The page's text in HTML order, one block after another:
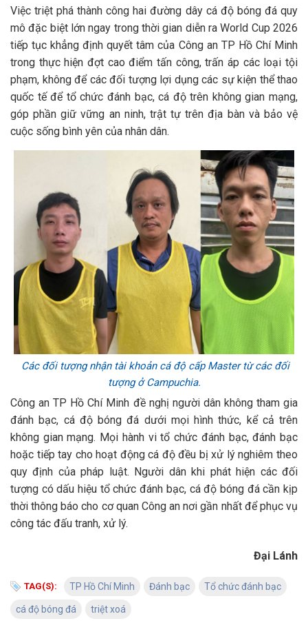
Việc triệt phá thành công hai đường dây cá độ bóng đá quy
mô đặc biệt lớn ngay trong thời gian diễn ra World Cup 2026
tiếp tục khẳng định quyết tâm của Công an TP Hồ Chí Minh
trong thực hiện đợt cao điểm tấn công, trấn áp các loại tội
phạm, không để các đối tượng lợi dụng các sự kiện thể thao
quốc tế để tổ chức đánh bạc, cá độ trên không gian mạng,
góp phần giữ vững an ninh, trật tự trên địa bàn và bảo vệ
cuộc sống bình yên của nhân dân.
Các đối tượng nhận tài khoản cá độ cấp Master từ các đối
tượng ở Campuchia.
Công an TP Hồ Chí Minh đề nghị người dân không tham gia
đánh bạc, cá độ bóng đá dưới mọi hình thức, kể cả trên
không gian mạng. Mọi hành vi tổ chức đánh bạc, đánh bạc
hoặc tiếp tay cho hoạt động cá độ đều bị xử lý nghiêm theo
quy định của pháp luật. Người dân khi phát hiện các đối
tượng có dấu hiệu tổ chức đánh bạc, cá độ bóng đá cần kịp
thời thông báo cho cơ quan Công an nơi gần nhất để phục vụ
công tác đấu tranh, xử lý.
Đại Lánh
TAG(S): TP Hồ Chí Minh Đánh bạc Tổ chức đánh bạc
cá độ bóng đá triệt xoá